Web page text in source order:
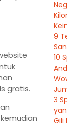
gratis.
9
10
3
Gili